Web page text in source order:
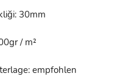
30mm
/ m²
empfohlen